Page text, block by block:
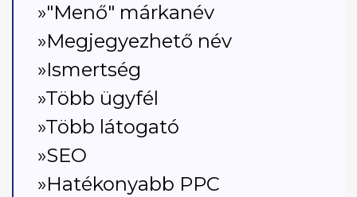
»"Menő" márkanév
»Megjegyezhető név
»Ismertség
»Több ügyfél
»Több látogató
»SEO
»Hatékonyabb PPC